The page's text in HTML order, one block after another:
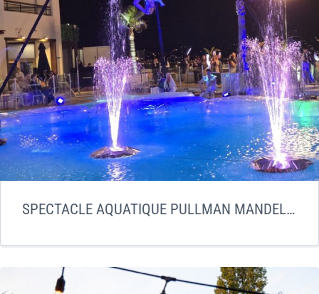
SPECTACLE AQUATIQUE PULLMAN MANDELIEU LA NAPOULE